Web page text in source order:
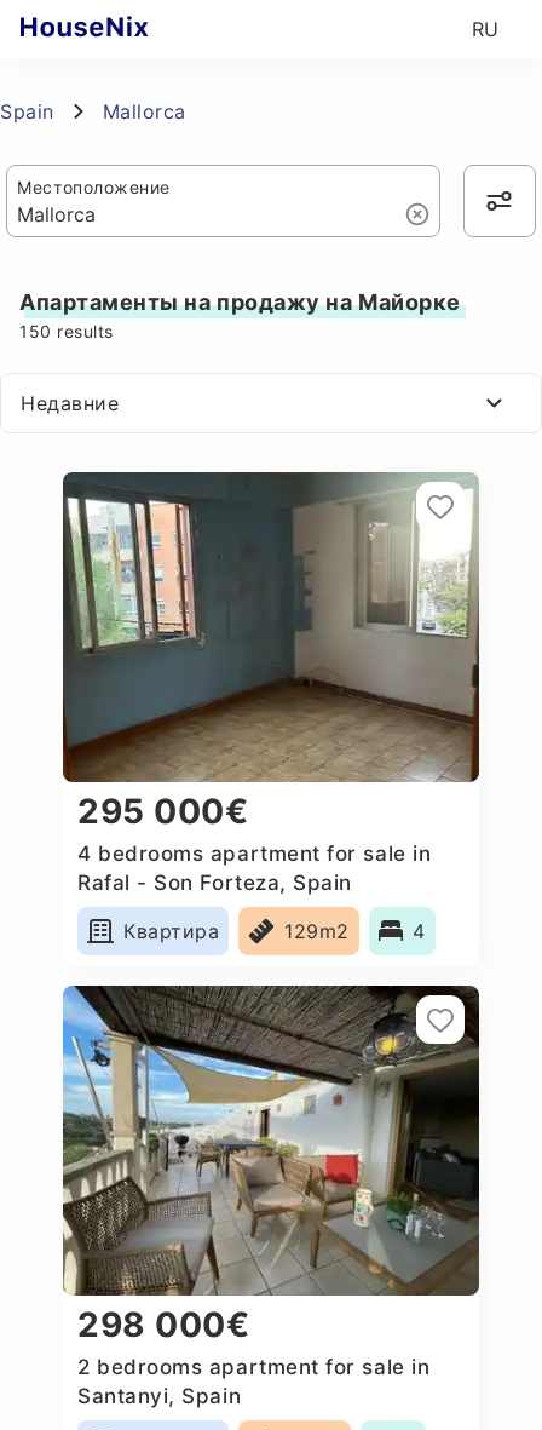
RU
Spain Mallorca
Местоположение
Апартаменты на продажу на Майорке
150 results
Недавние
295 000€
4 bedrooms apartment for sale in
Rafal - Son Forteza, Spain
Квартира
129m2 4
298 000€
2 bedrooms apartment for sale in
Santanyi, Spain